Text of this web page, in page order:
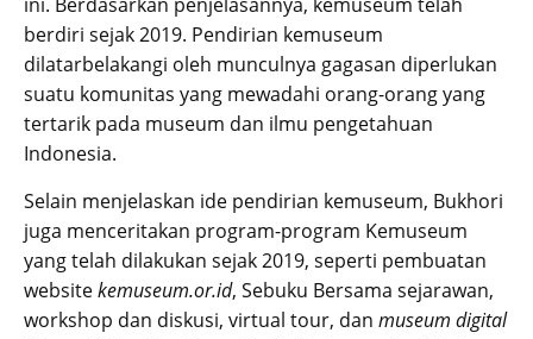
berdiri sejak 2019. Pendirian kemuseum
dilatarbelakangi oleh munculnya gagasan diperlukan
suatu komunitas yang mewadahi orang-orang yang
tertarik pada museum dan ilmu pengetahuan
Indonesia.
Selain menjelaskan ide pendirian kemuseum, Bukhori
juga menceritakan program-program Kemuseum
yang telah dilakukan sejak 2019, seperti pembuatan
websitekemuseum.or.id, Sebuku Bersama sejarawan,
workshop dan diskusi, virtual tour, dan museum digital